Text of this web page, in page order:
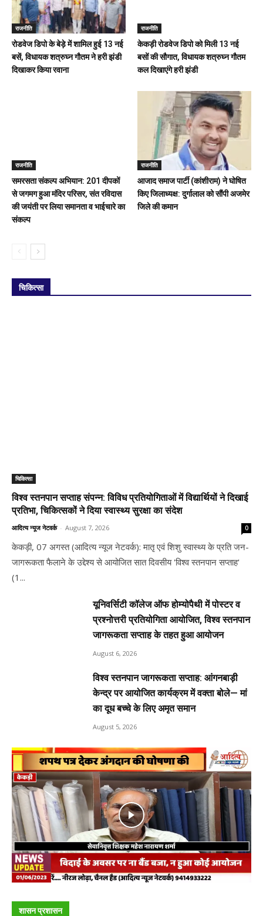
राजनीति
रोडवेज डिपो के बेड़े में शामिल हुई 13 नई
बसें, विधायक शत्रुघ्न गौतम ने हरी झंडी
दिखाकर किया रवाना
राजनीति
केकड़ी रोडवेज डिपो को मिली 13 नई
बसों की सौगात, विधायक शत्रुघ्न गौतम
कल दिखाएंगे हरी झंडी
राजनीति
समरसता संकल्प अभियान: 201 दीपकों
से जगमग हुआ मंदिर परिसर, संत रविदास
की जयंती पर लिया समानता व भाईचारे का
संकल्प
राजनीति
आजाद समाज पार्टी (कांशीराम) ने घोषित
किए जिलाध्यक्ष: दुर्गालाल को सौंपी अजमेर
जिले की कमान
चिकित्सा
चिकित्सा
विश्व स्तनपान सप्ताह संपन्न: विविध प्रतियोगिताओं में विद्यार्थियों ने दिखाई
प्रतिभा, चिकित्सकों ने दिया स्वास्थ्य सुरक्षा का संदेश
आदित्य न्यूज नेटवर्क - August 7, 2026 0
केकड़ी, 07 अगस्त (आदित्य न्यूज नेटवर्क): मातृ एवं शिशु स्वास्थ्य के प्रति जन-
जागरूकता फैलाने के उद्देश्य से आयोजित सात दिवसीय 'विश्व स्तनपान सप्ताह'
(1...
यूनिवर्सिटी कॉलेज ऑफ होम्योपैथी में पोस्टर व
प्रश्नोत्तरी प्रतियोगिता आयोजित, विश्व स्तनपान
जागरूकता सप्ताह के तहत हुआ आयोजन
August 6, 2026
विश्व स्तनपान जागरूकता सप्ताह: आंगनबाड़ी
केन्द्र पर आयोजित कार्यक्रम में वक्ता बोले— मां
का दूध बच्चे के लिए अमृत समान
August 5, 2026
शासन प्रशासन